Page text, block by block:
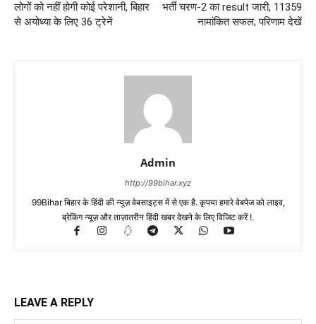
लोगों को नहीं होगी कोई परेशानी, बिहार
से अयोध्या के लिए 36 ट्रेनें
भर्ती चरण-2 का result जारी, 11359
नामांकित सफल; परिणाम देखें
Admin
http://99bihar.xyz
99Bihar बिहार के हिंदी की न्यूज़ वेबसाइट्स में से एक है. कृपया हमारे वेबपेज को लाइव,
ब्रेकिंग न्यूज़ और ताज़ातरीन हिंदी खबर देखने के लिए विजिट करें !.
LEAVE A REPLY